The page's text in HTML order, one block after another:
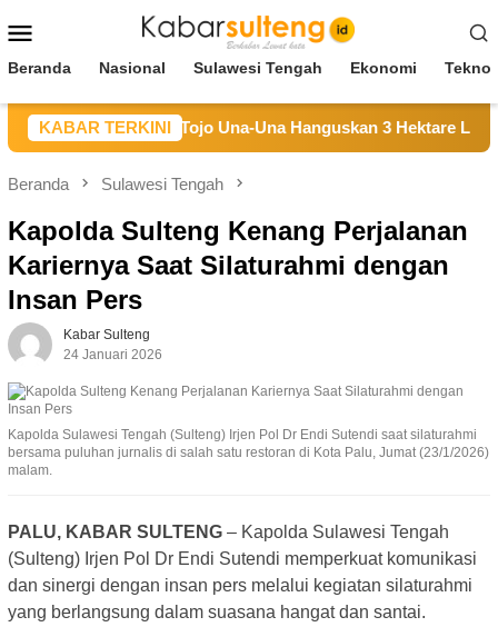
ke
Mobile
Beranda Nasional Sulawesi Tengah Ekonomi
KABAR TERKINI
di Longge Tojo Una-Una Hanguskan 3 Hektare Lahan
Beranda Sulawesi Tengah
Kapolda Sulteng Kenang Perjalanan
Kariernya Saat Silaturahmi dengan
Insan Pers
Kabar Sulteng
24 Januari 2026
Kapolda Sulawesi Tengah (Sulteng) Irjen Pol Dr Endi Sutendi saat silaturahmi
bersama puluhan jurnalis di salah satu restoran di Kota Palu, Jumat (23/1/2026)
malam.
PALU, KABAR SULTENG – Kapolda Sulawesi Tengah
(Sulteng) Irjen Pol Dr Endi Sutendi memperkuat komunikasi
dan sinergi dengan insan pers melalui kegiatan silaturahmi
yang berlangsung dalam suasana hangat dan santai.